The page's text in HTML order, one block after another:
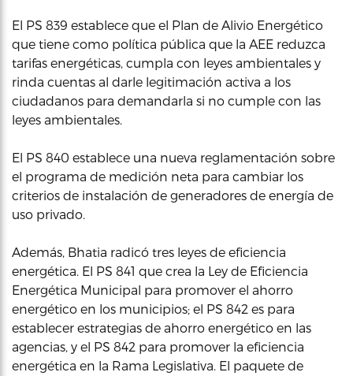
El PS 839 establece que el Plan de Alivio Energético
que tiene como política pública que la AEE reduzca
tarifas energéticas, cumpla con leyes ambientales y
rinda cuentas al darle legitimación activa a los
ciudadanos para demandarla si no cumple con las
leyes ambientales.
El PS 840 establece una nueva reglamentación sobre
el programa de medición neta para cambiar los
criterios de instalación de generadores de energía de
uso privado.
Además, Bhatia radicó tres leyes de eficiencia
energética. El PS 841 que crea la Ley de Eficiencia
Energética Municipal para promover el ahorro
energético en los municipios; el PS 842 es para
establecer estrategias de ahorro energético en las
agencias, y el PS 842 para promover la eficiencia
energética en la Rama Legislativa. El paquete de